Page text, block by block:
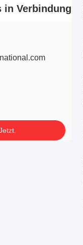
in Verbindung